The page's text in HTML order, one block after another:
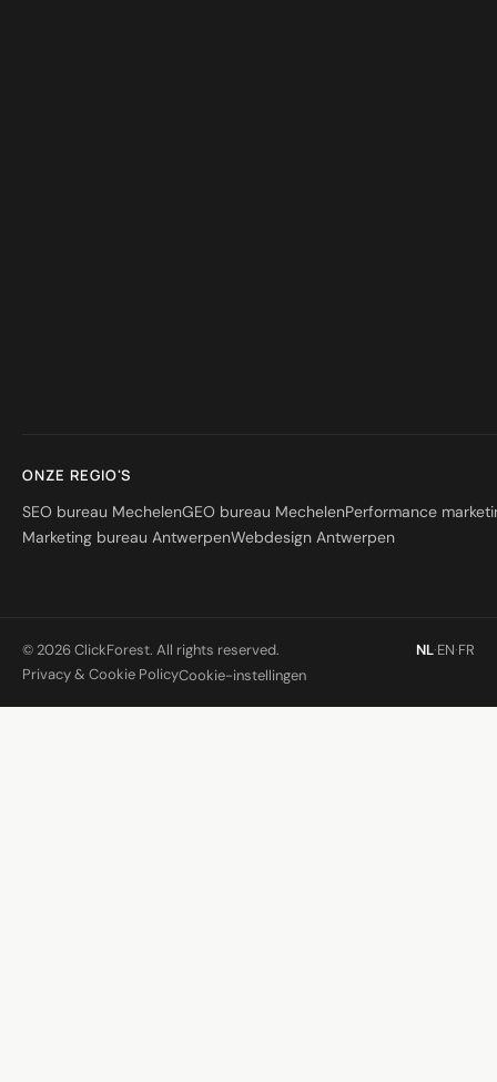
ONZE REGIO'S
SEO bureau MechelenGEO bureau MechelenPerformance
Marketing bureau AntwerpenWebdesign Antwerpen
© 2026 ClickForest. All rights reserved. NL·EN·FR
Privacy & Cookie PolicyCookie-instellingen